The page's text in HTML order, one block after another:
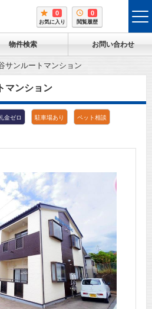
0
お気に入り
0
閲覧履歴
物件検索 お問い合わせ
サンルートマンション
マンション
金ゼロ 駐車場あり ペット相談